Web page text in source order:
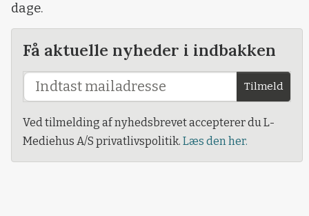
dage.
Få aktuelle nyheder i indbakken
Tilmeld
Ved tilmelding af nyhedsbrevet accepterer du L-
Mediehus A/S privatlivspolitik. Læs den her.